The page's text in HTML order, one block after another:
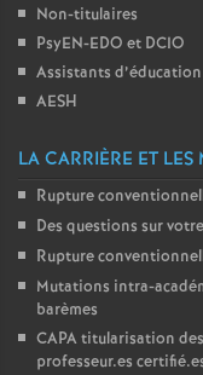
Non-titulaires
PsyEN-EDO et DCIO
Assistants d’éducation
AESH
LA CARRIÈRE ET LES
Rupture
Des questions sur
Rupture
Mutations intra-
barèmes
CAPAtitularisation
professeur.es